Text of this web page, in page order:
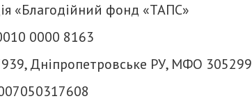
«Благодійний фонд «ТАПС»
0000 8163
Дніпропетровське РУ, МФО 305299